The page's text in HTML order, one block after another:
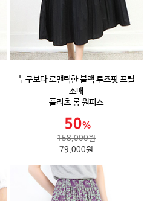
누구보다 로맨틱한 블랙 루즈핏 프릴
소매
플리츠 롱 원피스
158,000원
79,000원